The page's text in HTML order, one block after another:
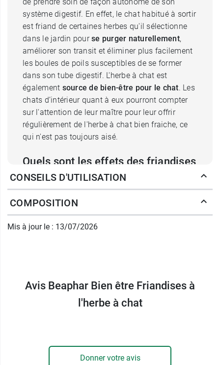
système digestif. En effet, le chat habitué à sortir
est friand de certaines herbes qu'il sélectionne
dans le jardin pourse purger naturellement,
améliorer son transit et éliminer plus facilement
les boules de poils susceptibles de se former
dans son tube digestif. L'herbe à chat est
également source de bien-être pour le chat. Les
chats d’intérieur quant à eux pourront compter
sur l'attention de leur maître pour leur offrir
régulièrement de l'herbe à chat bien fraiche, ce
qui n'est pas toujours aisé.
Quels sont les effets des friandises
Bien être Beaphar ?
Les friandises pour chat Beaphar Bien être sont
enveloppe croustillante permet au chat de les
à chat favoriseront sonbien-être intestinal. Elles
sont également enrichies en vitamines et en
minéraux afin de contribuer à ses besoins
soin de son système digestif.
CONSEILS D'UTILISATION
COMPOSITION
Mis à jour le : 13/07/2026
Avis Beaphar Bien être Friandises à
l'herbe à chat
Donner votre avis